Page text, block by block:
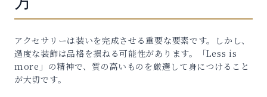
アクセサリーは装いを完成させる重要な要素です。しかし、
過度な装飾は品格を損ねる可能性があります。「Less is
more」の精神で、質の高いものを厳選して身につけること
が大切です。